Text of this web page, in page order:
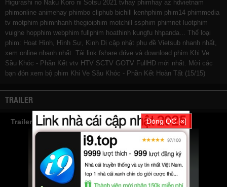
Higurashi no Naku Koro ni Sotsu 2021 tvhay phimhay az hdvietnam
phimonline animehay phimbo cliphub bichill kenhphim phim14 phimmedia
tv motphim phimnhanh thegioiphim motchill ssphim phimnet luotphim
vuighe hopphim webphim fullphim hoathinh kungfu hhpanda... Thể loại
phim: Hoạt Hình, Hình Sự, Kinh Dị cập nhật phụ đề Vietsub nhanh nhất,
xem online nhanh nhất. Tải link fshare drive và download phim Khi Ve
Sầu Khóc - Phần Kết vtv HTV SCTV GOTV FullHD mới nhất. Mời các
bạn đón xem bộ phim Khi Ve Sầu Khóc - Phần Kết Hoàn Tất (15/15)
TRAILER
Trailer Phim Khi Ve Sầu Khóc - Phần KếtĐóng QC [×]